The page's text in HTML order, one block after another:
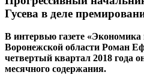
Гусева в деле
В интервью газете «Экономика
Воронежской области Роман
четвертый квартал 2018 года
месячного содержания.